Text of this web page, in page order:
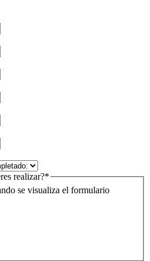
se visualiza el formulario
realizar?*